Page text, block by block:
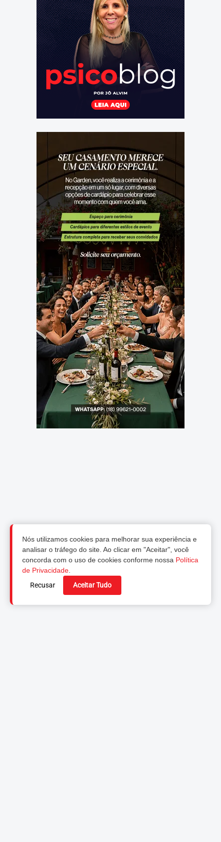
Nós utilizamos cookies para melhorar sua experiência e
analisar o tráfego do site. Ao clicar em "Aceitar", você
concorda com o uso de cookies conforme nossa Política
de Privacidade
Recusar
Aceitar Tudo